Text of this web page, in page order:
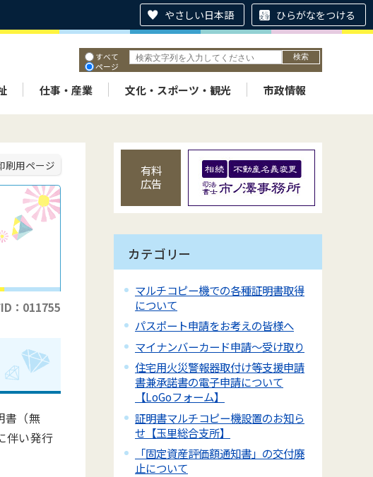
やさしい日本語 ひらがなをつける
すべて
ページ
仕事・産業 文化・スポーツ・観光 市政情報
刷用ページ
：011755
書（無
伴い発行
有料
広告
カテゴリー
マルチコピー機での各種証明書取得
について
パスポート申請をお考えの皆様へ
マイナンバーカード申請～受け取り
住宅用火災警報器取付け等支援申請
書兼承諾書の電子申請について
【LoGoフォーム】
証明書マルチコピー機設置のお知ら
せ【玉里総合支所】
「固定資産評価額通知書」の交付廃
止について